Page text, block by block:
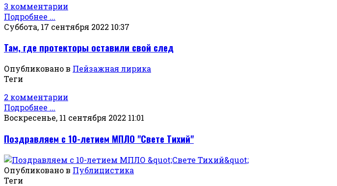
3 комментарии
Подробнее ...
Суббота, 17 сентября 2022 10:37
Там, где протекторы оставили свой след
Опубликовано в Пейзажная лирика
Теги
2 комментарии
Подробнее ...
Воскресенье, 11 сентября 2022 11:01
Поздравляем с 10-летием МПЛО "Свете Тихий"
Опубликовано в Публицистика
Теги